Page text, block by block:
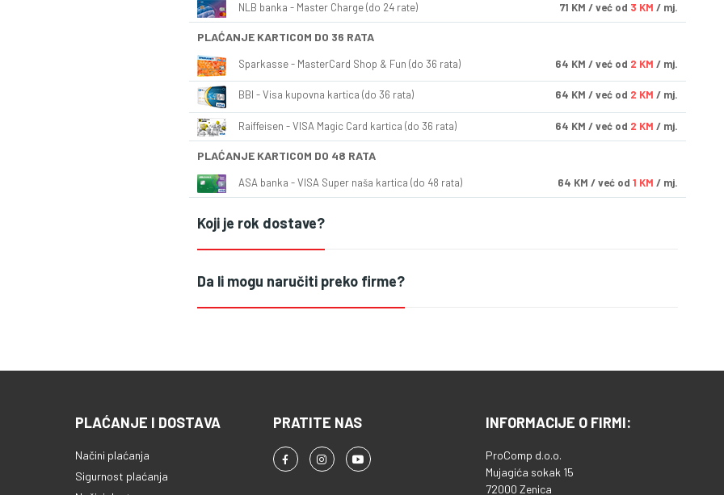
NLB banka - Master Charge (do 24 rate) 71 KM / već od 3 KM / mj.
PLAĆANJE KARTICOM DO 36 RATA
Sparkasse - MasterCard Shop & Fun (do 36 rata) 64 KM / već od 2 KM / mj.
BBI - Visa kupovna kartica (do 36 rata) 64 KM / već od 2 KM / mj.
Raiffeisen - VISA Magic Card kartica (do 36 rata) 64 KM / već od 2 KM / mj.
PLAĆANJE KARTICOM DO 48 RATA
ASA banka - VISA Super naša kartica (do 48 rata) 64 KM / već od 1 KM / mj.
Koji je rok dostave?
Da li mogu naručiti preko firme?
PLAĆANJE I DOSTAVA
Načini plaćanja
Sigurnost plaćanja
PRATITE NAS INFORMACIJE O FIRMI:
ProComp d.o.o.
Mujagića sokak 15
72000 Zenica